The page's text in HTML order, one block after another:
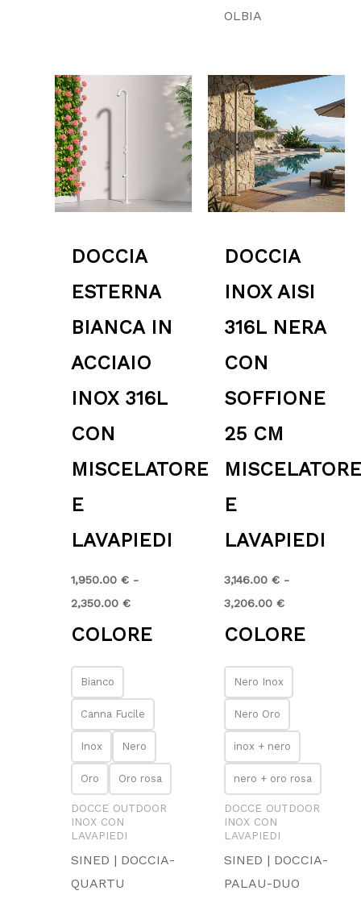
OLBIA
DOCCIA
ESTERNA
BIANCA IN
ACCIAIO
INOX 316L
CON
MISCELATORE
E
LAVAPIEDI
1,950.00 € -
2,350.00 €
1,950.00 €
COLORE
Bianco
Canna Fucile
Inox Nero
Oro Oro rosa
DOCCE OUTDOOR
INOX CON
LAVAPIEDI
SINED | DOCCIA-
QUARTU
DOCCIA
INOX AISI
316L NERA
CON
SOFFIONE
25 CM
MISCELATORE
E
LAVAPIEDI
3,146.00 € -
3,206.00 €
Fascia
di
prezzo:
da
3,146.00 €
a
3,206.00 €
COLORE
Nero Inox
Nero Oro
inox + nero
nero + oro rosa
DOCCE OUTDOOR
INOX CON
LAVAPIEDI
SINED | DOCCIA-
PALAU-DUO